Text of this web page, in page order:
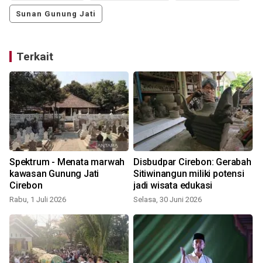
Sunan Gunung Jati
Terkait
Spektrum - Menata marwah
kawasan Gunung Jati
Cirebon
Rabu, 1 Juli 2026
Disbudpar Cirebon: Gerabah
Sitiwinangun miliki potensi
jadi wisata edukasi
Selasa, 30 Juni 2026